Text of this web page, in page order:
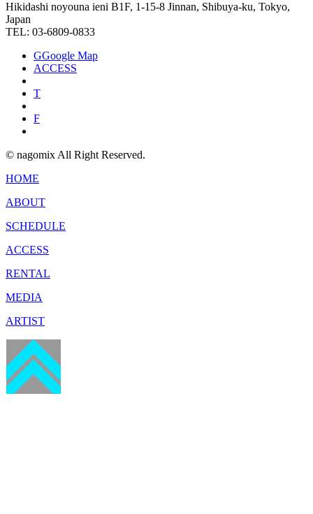
Hikidashi noyouna ieni B1F, 1-15-8 Jinnan, Shibuya-ku, Tokyo,
Japan
TEL: 03-6809-0833
GGoogle Map
ACCESS
T
F
© nagomix All Right Reserved.
HOME
ABOUT
SCHEDULE
ACCESS
RENTAL
MEDIA
ARTIST